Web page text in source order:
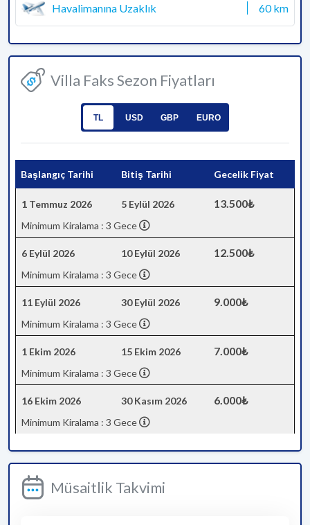
Havalimanına Uzaklık 60 km
Villa Faks Sezon Fiyatları
TL USD GBP EURO
Başlangıç Tarihi Bitiş Tarihi Gecelik Fiyat
1 Temmuz 2026 5 Eylül 2026 13.500₺
Minimum Kiralama : 3 Gece
6 Eylül 2026 10 Eylül 2026 12.500₺
Minimum Kiralama : 3 Gece
11 Eylül 2026 30 Eylül 2026 9.000₺
Minimum Kiralama : 3 Gece
1 Ekim 2026 15 Ekim 2026 7.000₺
Minimum Kiralama : 3 Gece
16 Ekim 2026 30 Kasım 2026 6.000₺
Minimum Kiralama : 3 Gece
Müsaitlik Takvimi